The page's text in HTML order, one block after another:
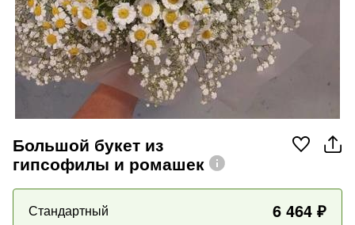
Большой букет из
гипсофилы и ромашек
Стандартный 6 464 ₽